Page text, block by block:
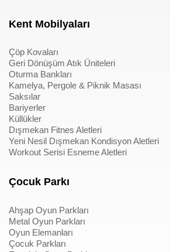
Kent Mobilyaları
Çöp Kovaları
Geri Dönüşüm Atık Üniteleri
Oturma Bankları
Kamelya, Pergole & Piknik Masası
Saksılar
Bariyerler
Küllükler
Dışmekan Fitnes Aletleri
Yeni Nesil Dışmekan Kondisyon Aletleri
Workout Serisi Esneme Aletleri
Çocuk Parkı
Ahşap Oyun Parkları
Metal Oyun Parkları
Oyun Elemanları
Çocuk Parkları